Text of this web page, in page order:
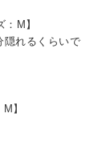
M】
隠れるくらいで
】